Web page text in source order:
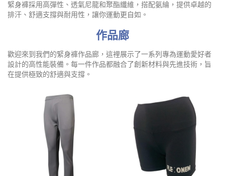
緊身褲採用高彈性、透氣尼龍和聚酯纖維，搭配氨綸，提供卓越的
排汗、舒適支撐與耐用性，讓你運動更自如。
作品廊
歡迎來到我們的緊身褲作品廊，這裡展示了一系列專為運動愛好者
設計的高性能裝備。每一件作品都融合了創新材料與先進技術，旨
在提供極致的舒適與支撐。